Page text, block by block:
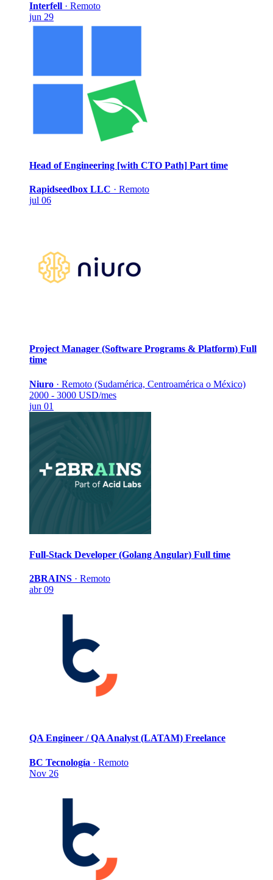
Interfell · Remoto
jun 29
Head of Engineering [with CTO Path] Part time
Rapidseedbox LLC · Remoto
jul 06
Project Manager (Software Programs & Platform) Full
time
Niuro · Remoto (Sudamérica, Centroamérica o México)
2000 - 3000 USD/mes
jun 01
Full-Stack Developer (Golang Angular) Full time
2BRAINS · Remoto
abr 09
QA Engineer / QA Analyst (LATAM) Freelance
BC Tecnología · Remoto
Nov 26